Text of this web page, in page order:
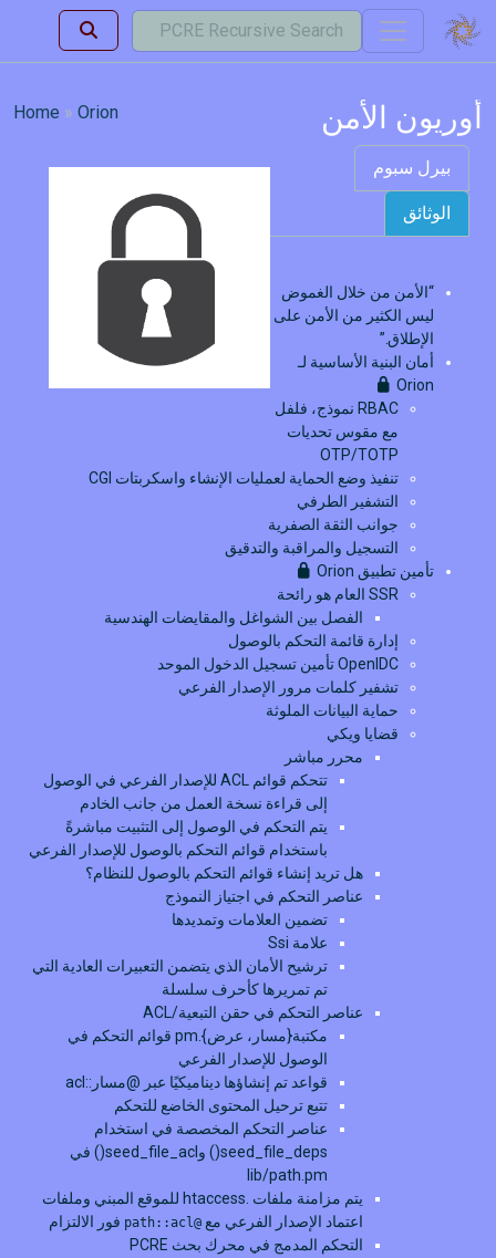
Home Orion أوريون الأمن
بيرل سبوم
الوثائق
“الأمن من خلال الغموض
ليس الكثير من الأمن على
الإطلاق.”
أمان البنية الأساسية لـ
Orion
RBAC نموذج، فلفل
مع مقوس تحديات
OTP/TOTP
تنفيذ وضع الحماية لعمليات الإنشاء واسكربتات CGI
التشفير الطرفي
جوانب الثقة الصفرية
التسجيل والمراقبة والتدقيق
تأمين تطبيق Orion
SSR العام هو رائحة
الفصل بين الشواغل والمقايضات الهندسية
إدارة قائمة التحكم بالوصول
OpenIDC تأمين تسجيل الدخول الموحد
تشفير كلمات مرور الإصدار الفرعي
حماية البيانات الملوثة
قضايا ويكي
محرر مباشر
تتحكم قوائم ACL للإصدار الفرعي في الوصول
إلى قراءة نسخة العمل من جانب الخادم
يتم التحكم في الوصول إلى التثبيت مباشرةً
باستخدام قوائم التحكم بالوصول للإصدار الفرعي
هل تريد إنشاء قوائم التحكم بالوصول للنظام؟
عناصر التحكم في اجتياز النموذج
تضمين العلامات وتمديدها
علامة Ssi
ترشيح الأمان الذي يتضمن التعبيرات العادية التي
تم تمريرها كأحرف سلسلة
عناصر التحكم في حقن التبعية/ACL
مكتبة{مسار، عرض}.pm قوائم التحكم في
الوصول للإصدار الفرعي
قواعد تم إنشاؤها ديناميكيًا عبر @مسار::acl
تتبع ترحيل المحتوى الخاضع للتحكم
عناصر التحكم المخصصة في استخدام
seed_file_deps() وseed_file_acl() في
lib/path.pm
يتم مزامنة ملفات .htaccess للموقع المبني وملفات
اعتماد الإصدار الفرعي مع @path::acl
فور الالتزام
التحكم المدمج في محرك بحث PCRE